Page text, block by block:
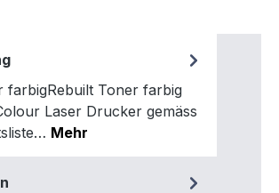
farbigRebuilt Toner farbig
Laser Drucker gemäss
Mehr